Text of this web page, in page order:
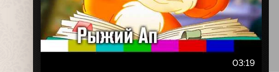
03:19